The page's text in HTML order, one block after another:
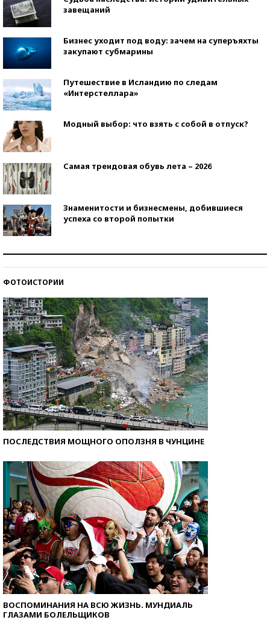
завещаний
Бизнес уходит под воду: зачем на суперъяхты
закупают субмарины
Путешествие в Исландию по следам
«Интерстеллара»
Модный выбор: что взять с собой в отпуск?
Самая трендовая обувь лета – 2026
Знаменитости и бизнесмены, добившиеся
успеха со второй попытки
ФОТОИСТОРИИ
ПОСЛЕДСТВИЯ МОЩНОГО ОПОЛЗНЯ В ЧУНЦИНЕ
ВОСПОМИНАНИЯ НА ВСЮ ЖИЗНЬ. МУНДИАЛЬ
ГЛАЗАМИ БОЛЕЛЬЩИКОВ